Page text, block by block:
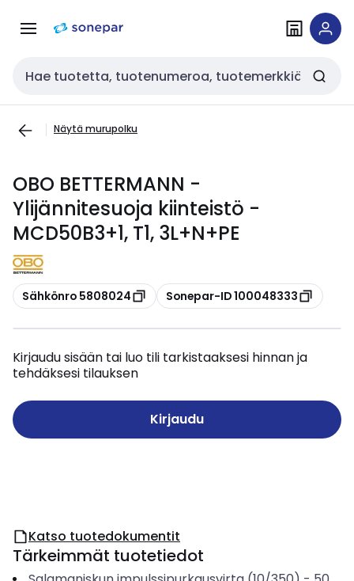
navigointiinsisältöön
Haku
Näytä murupolku
OBO BETTERMANN -
Ylijännitesuoja kiinteistö -
MCD50B3+1, T1, 3L+N+PE
Kopioi
Sähkönro 5808024 Kopioi
Sonepar-ID 100048333
Kirjaudu sisään tai luo tili tarkistaaksesi hinnan ja
tehdäksesi tilauksen
Kirjaudu
Katso tuotedokumentit
Tärkeimmät tuotetiedot